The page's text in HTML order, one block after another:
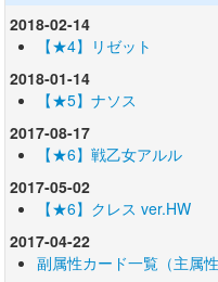
2018-02-14
【★4】リゼット
2018-01-14
【★5】ナソス
2017-08-17
【★6】戦乙女アルル
2017-05-02
【★6】クレス ver.HW
2017-04-22
副属性カード一覧（主属性